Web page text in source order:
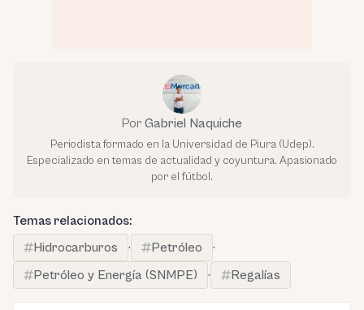
Por Gabriel Naquiche
Periodista formado en la Universidad de Piura (Udep).
Especializado en temas de actualidad y coyuntura. Apasionado
por el fútbol.
Temas relacionados:
Hidrocarburos
· Petróleo
·
Petróleo y Energía (SNMPE)
· Regalías